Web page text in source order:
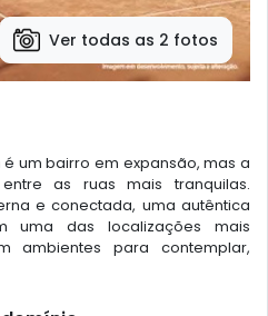
Ver todas as 2 fotos
é um bairro em expansão, mas a
as ruas mais tranquilas.
e conectada, uma autêntica
uma das localizações mais
ambientes para contemplar,